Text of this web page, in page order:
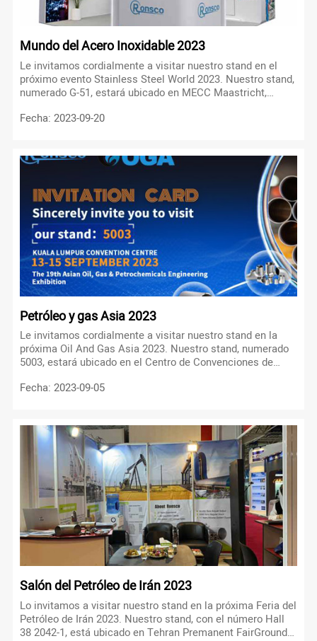
Mundo del Acero Inoxidable 2023
Le invitamos cordialmente a visitar nuestro stand en el
próximo evento Stainless Steel World 2023. Nuestro stand,
numerado G-51, estará ubicado en MECC Maastricht,
del 26 al 28 de septiembre de 2023.
Fecha: 2023-09-20
Petróleo y gas Asia 2023
Le invitamos cordialmente a visitar nuestro stand en la
próxima Oil And Gas Asia 2023. Nuestro stand, numerado
5003, estará ubicado en el Centro de Convenciones de
realizarse del 13 al 15 de septiembre de 2023.
Fecha: 2023-09-05
Salón del Petróleo de Irán 2023
Lo invitamos a visitar nuestro stand en la próxima Feria del
Petróleo de Irán 2023. Nuestro stand, con el número Hall
38 2042-1, está ubicado en Tehran Premanent FairGround